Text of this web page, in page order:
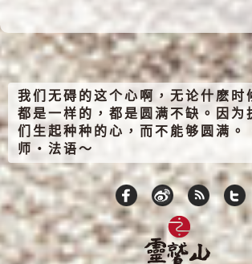
我们无碍的这个心啊，无论什麽时
都是一样的，都是圆满不缺。因为
们生起种种的心，而不能够圆满。
师‧法语～